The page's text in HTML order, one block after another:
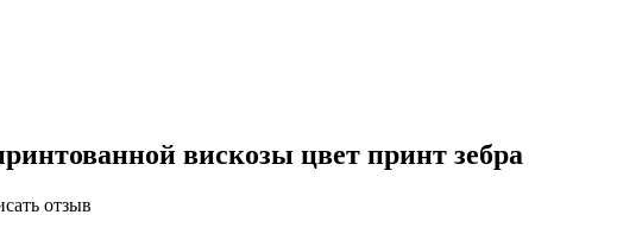
вискозы цвет принт зебра
отзыв